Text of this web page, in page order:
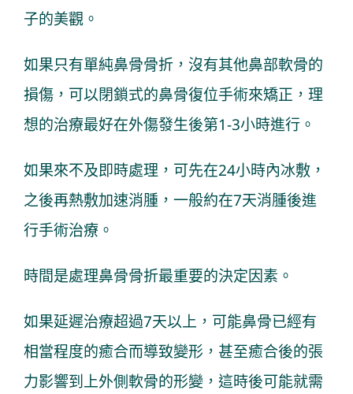
子的美觀。
如果只有單純鼻骨骨折，沒有其他鼻部軟骨的
損傷，可以閉鎖式的鼻骨復位手術來矯正，理
想的治療最好在外傷發生後第1-3小時進行。
如果來不及即時處理，可先在24小時內冰敷，
之後再熱敷加速消腫，一般約在7天消腫後進
行手術治療。
時間是處理鼻骨骨折最重要的決定因素。
如果延遲治療超過7天以上，可能鼻骨已經有
相當程度的癒合而導致變形，甚至癒合後的張
力影響到上外側軟骨的形變，這時後可能就需